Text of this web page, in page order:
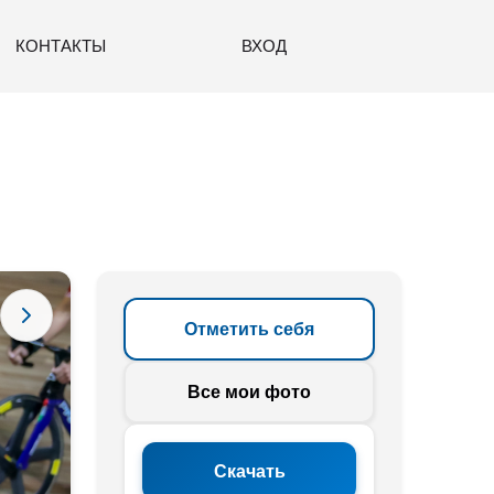
КОНТАКТЫ ВХОД
Отметить себя
Все мои фото
Скачать